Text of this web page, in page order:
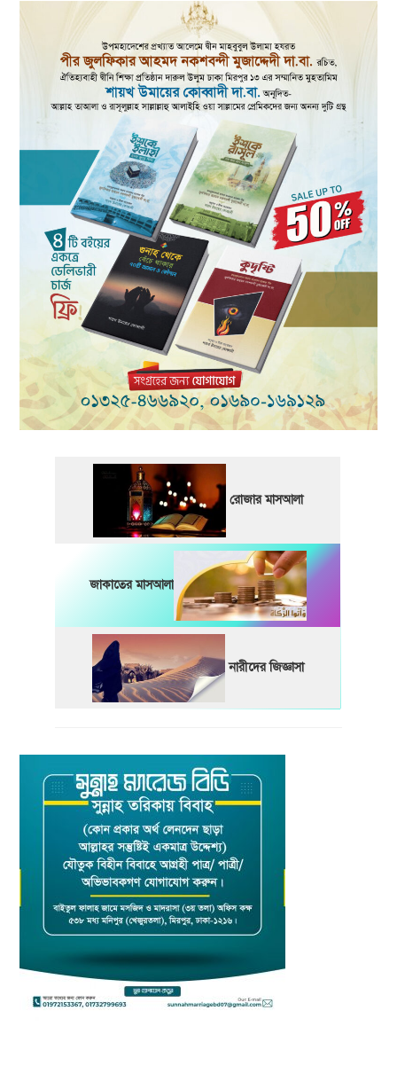
রোজার মাসআলা
জাকাতের মাসআলা
নারীদের জিজ্ঞাসা